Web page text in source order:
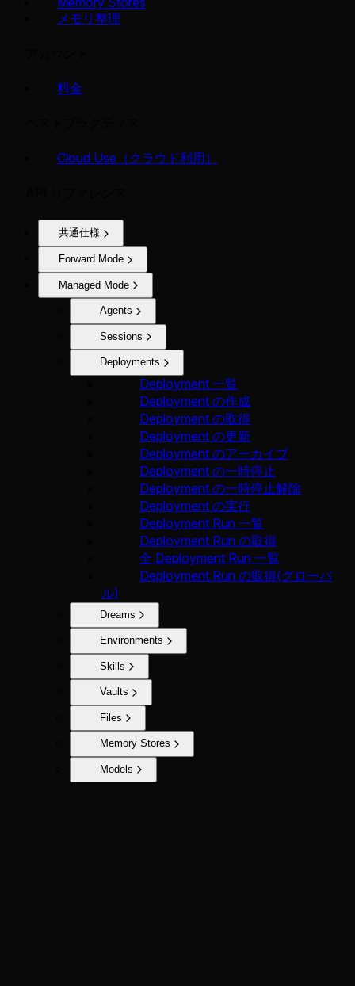
メモリ整理
料金
Cloud Use（クラウド利用）
共通仕様
Forward Mode
Managed Mode
Agents
Sessions
Deployments
Deployment 一覧
Deployment の作成
Deployment の取得
Deployment の更新
Deployment のアーカイブ
Deployment の一時停止
Deployment の一時停止解除
Deployment の実行
Deployment Run 一覧
Deployment Run の取得
全 Deployment Run 一覧
Deployment Run の取得(グローバ
ル)
Dreams
Environments
Skills
Vaults
Files
Memory Stores
Models